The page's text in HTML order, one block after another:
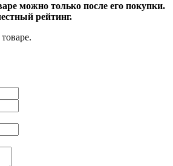
можно только после его покупки.
рейтинг.